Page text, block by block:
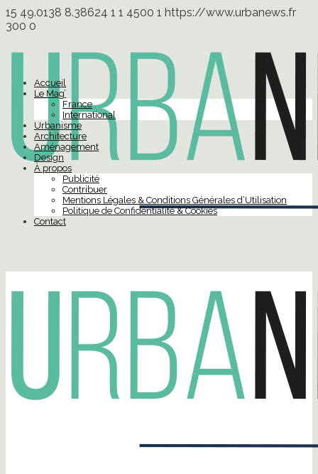
15 49.0138 8.38624 1 1 4500 1 https://www.urbanews.fr
300 0
Accueil
Le Mag’
France
International
Urbanisme
Architecture
Aménagement
Design
À propos
Publicité
Contribuer
Mentions Légales & Conditions Générales d’Utilisation
Politique de Confidentialité & Cookies
Contact